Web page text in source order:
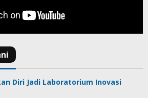
Diri Jadi Laboratorium Inovasi